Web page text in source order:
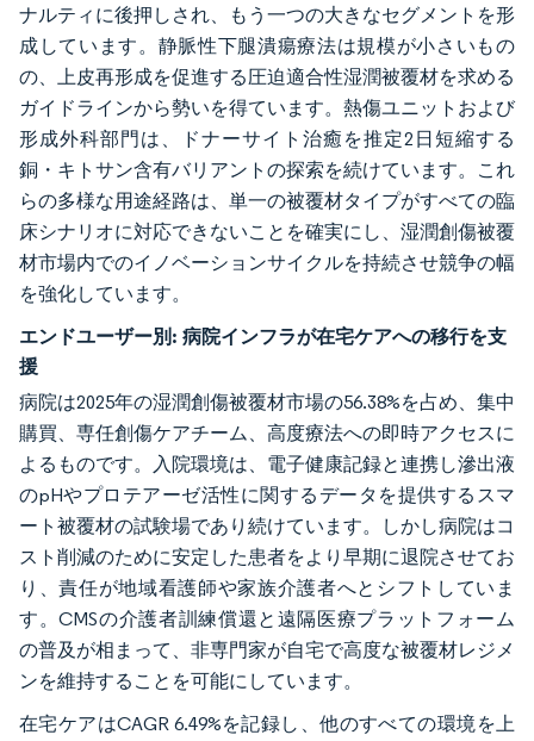
ナルティに後押しされ、もう一つの大きなセグメントを形
成しています。静脈性下腿潰瘍療法は規模が小さいもの
の、上皮再形成を促進する圧迫適合性湿潤被覆材を求める
ガイドラインから勢いを得ています。熱傷ユニットおよび
形成外科部門は、ドナーサイト治癒を推定2日短縮する
銅・キトサン含有バリアントの探索を続けています。これ
らの多様な用途経路は、単一の被覆材タイプがすべての臨
床シナリオに対応できないことを確実にし、湿潤創傷被覆
材市場内でのイノベーションサイクルを持続させ競争の幅
を強化しています。
エンドユーザー別: 病院インフラが在宅ケアへの移行を支
援
病院は2025年の湿潤創傷被覆材市場の56.38%を占め、集中
購買、専任創傷ケアチーム、高度療法への即時アクセスに
よるものです。入院環境は、電子健康記録と連携し滲出液
のpHやプロテアーゼ活性に関するデータを提供するスマ
ート被覆材の試験場であり続けています。しかし病院はコ
スト削減のために安定した患者をより早期に退院させてお
り、責任が地域看護師や家族介護者へとシフトしていま
す。CMSの介護者訓練償還と遠隔医療プラットフォーム
の普及が相まって、非専門家が自宅で高度な被覆材レジメ
ンを維持することを可能にしています。
在宅ケアはCAGR 6.49%を記録し、他のすべての環境を上